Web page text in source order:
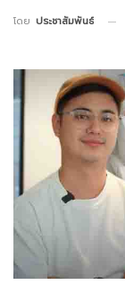
โดย ประชาสัมพันธ์